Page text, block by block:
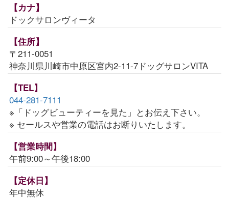
【カナ】
ドックサロンヴィータ
【住所】
〒211-0051
神奈川県川崎市中原区宮内2-11-7ドッグサロンVITA
【TEL】
044-281-7111
※「ドッグビューティーを見た」とお伝え下さい。
※ セールスや営業の電話はお断りいたします。
【営業時間】
午前9:00～午後18:00
【定休日】
年中無休